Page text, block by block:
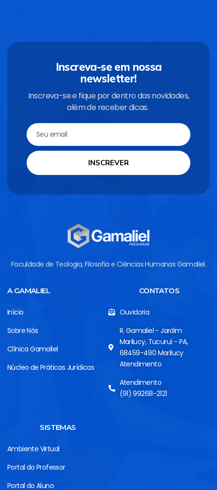
Inscreva-se em nossa
newsletter!
Inscreva-se e fique por dentro das novidades,
além de receber dicas.
INSCREVER
Faculdade de Teologia, Filosofia e Ciências Humanas Gamaliel.
A GAMALIEL
Início
Sobre Nós
Clínica Gamaliel
Núcleo de Práticas Jurídicas
CONTATOS
Ouvidoria
R. Gamaliel - Jardim
Marilucy, Tucuruí - PA,
68459-490 Marilucy
Atendimento
Atendimento
(91) 99268-2121
SISTEMAS
Ambiente Virtual
Portal do Professor
Portal do Aluno